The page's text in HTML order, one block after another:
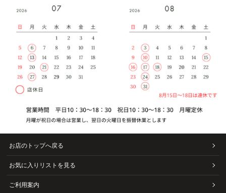
お店のトップへ戻る
お気に入りリストを見る
ご利用案内